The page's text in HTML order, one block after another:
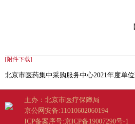
[附件下载]
北京市医药集中采购服务中心2021年度单
主办：北京市医疗保障局
京公网安备:11010602060194
ICP备案序号:京ICP备19007290号-1